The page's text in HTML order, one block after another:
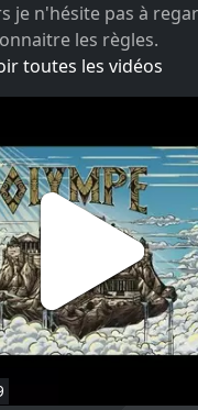
je n'hésite pas à
les règles.
toutes les vidéos